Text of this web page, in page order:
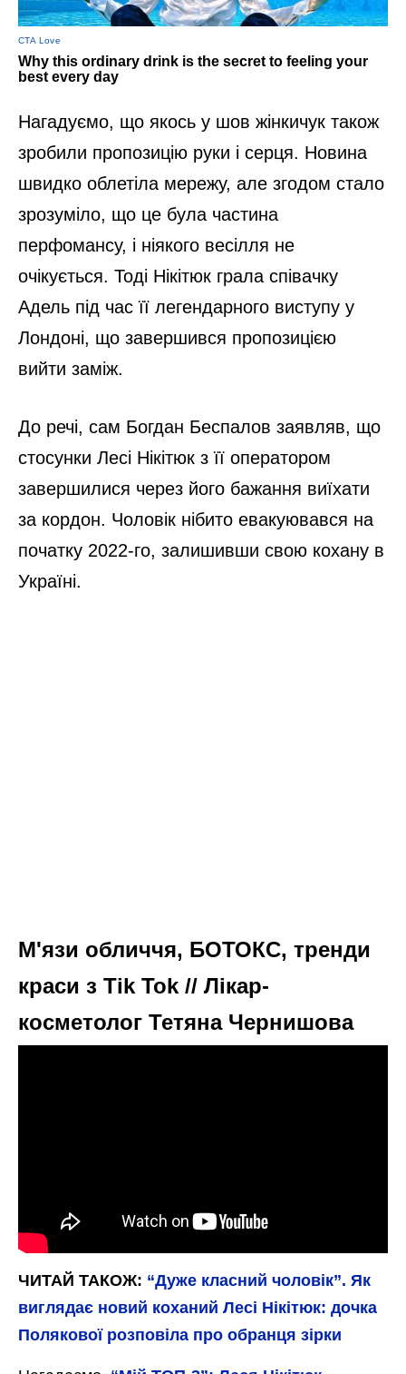
Нагадуємо, що якось у шов жінкичук також
зробили пропозицію руки і серця. Новина
швидко облетіла мережу, але згодом стало
зрозуміло, що це була частина
перфомансу, і ніякого весілля не
очікується. Тоді Нікітюк грала співачку
Адель під час її легендарного виступу у
Лондоні, що завершився пропозицією
вийти заміж.
До речі, сам Богдан Беспалов заявляв, що
стосунки Лесі Нікітюк з її оператором
завершилися через його бажання виїхати
за кордон. Чоловік нібито евакуювався на
початку 2022-го, залишивши свою кохану в
Україні.
М'язи обличчя, БОТОКС, тренди
краси з Tik Tok // Лікар-
косметолог Тетяна Чернишова
ЧИТАЙ ТАКОЖ: “Дуже класний чоловік”. Як
виглядає новий коханий Лесі Нікітюк: дочка
Полякової розповіла про обранця зірки